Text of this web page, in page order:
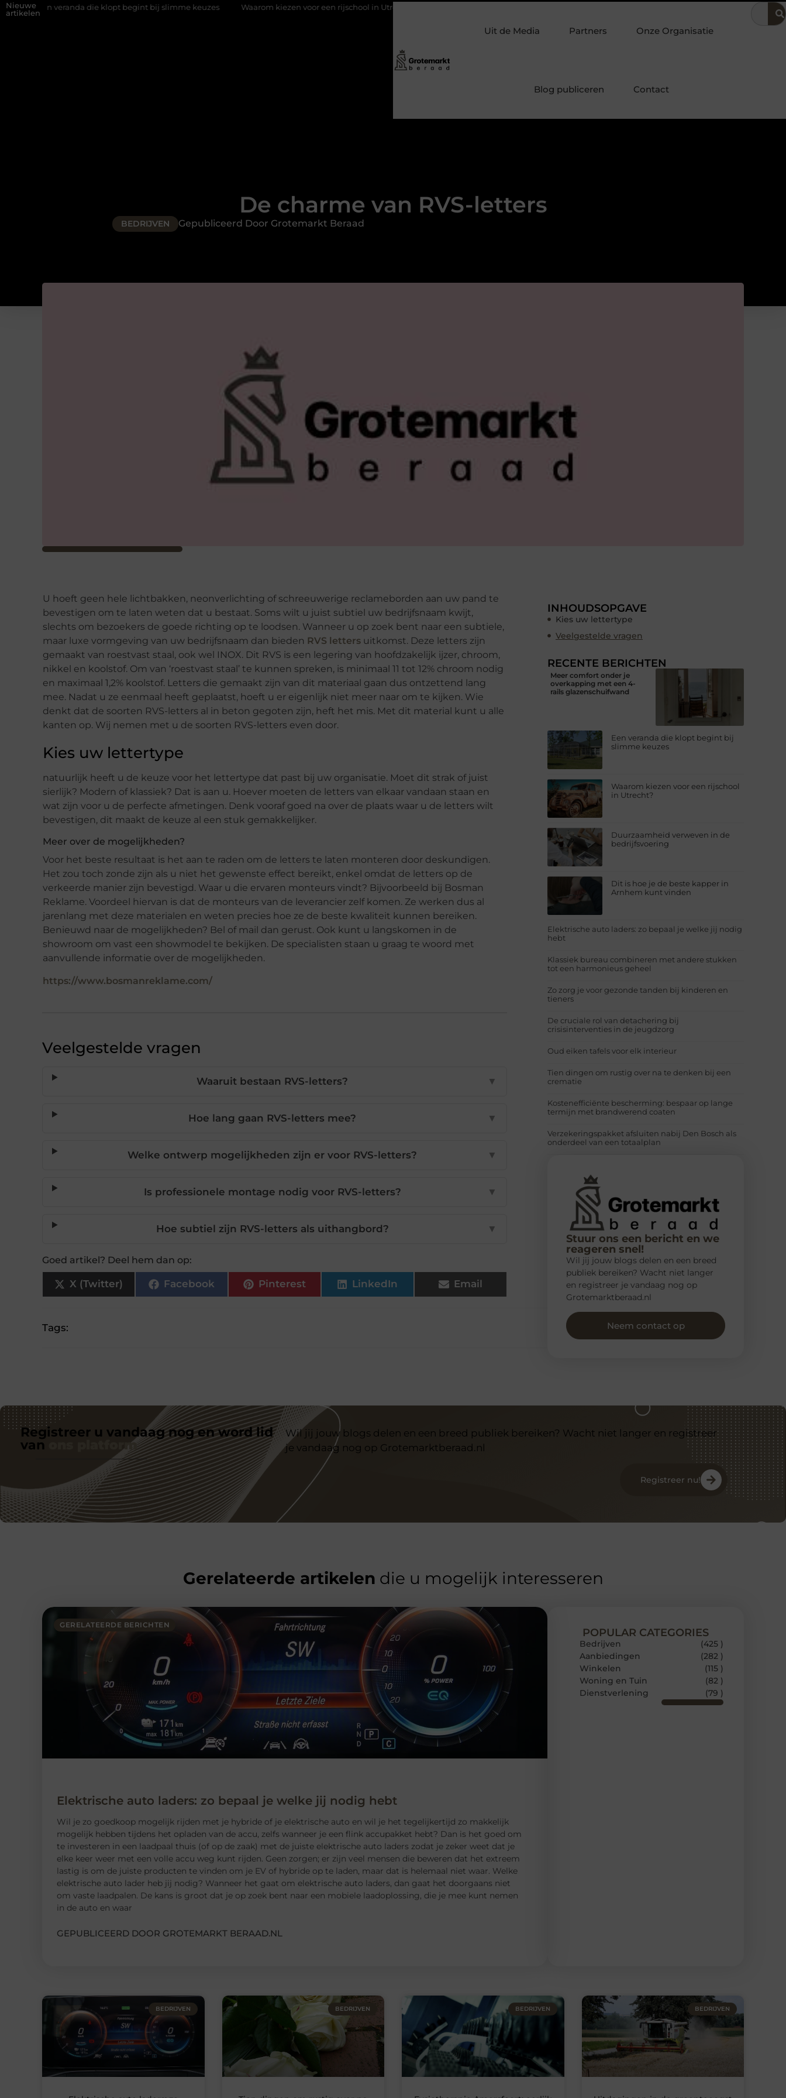
Nieuwe
artikelen
die klopt begint bij slimme keuzes Waarom kiezen voor een rijschool in Utrecht? Duurzaamheid verweven in de bedrijfsvoering
Uit de Media Partners Onze Organisatie
Blog publiceren Contact
De charme van RVS-letters
BEDRIJVEN Gepubliceerd Door Grotemarkt Beraad
U hoeft geen hele lichtbakken, neonverlichting of schreeuwerige reclameborden aan uw pand te
bevestigen om te laten weten dat u bestaat. Soms wilt u juist subtiel uw bedrijfsnaam kwijt,
slechts om bezoekers de goede richting op te loodsen. Wanneer u op zoek bent naar een subtiele,
maar luxe vormgeving van uw bedrijfsnaam dan bieden RVS letters uitkomst. Deze letters zijn
gemaakt van roestvast staal, ook wel INOX. Dit RVS is een legering van hoofdzakelijk ijzer, chroom,
nikkel en koolstof. Om van ‘roestvast staal’ te kunnen spreken, is minimaal 11 tot 12% chroom nodig
en maximaal 1,2% koolstof. Letters die gemaakt zijn van dit materiaal gaan dus ontzettend lang
mee. Nadat u ze eenmaal heeft geplaatst, hoeft u er eigenlijk niet meer naar om te kijken. Wie
denkt dat de soorten RVS-letters al in beton gegoten zijn, heft het mis. Met dit material kunt u alle
kanten op. Wij nemen met u de soorten RVS-letters even door.
Kies uw lettertype
natuurlijk heeft u de keuze voor het lettertype dat past bij uw organisatie. Moet dit strak of juist
sierlijk? Modern of klassiek? Dat is aan u. Hoever moeten de letters van elkaar vandaan staan en
wat zijn voor u de perfecte afmetingen. Denk vooraf goed na over de plaats waar u de letters wilt
bevestigen, dit maakt de keuze al een stuk gemakkelijker.
Meer over de mogelijkheden?
Voor het beste resultaat is het aan te raden om de letters te laten monteren door deskundigen.
Het zou toch zonde zijn als u niet het gewenste effect bereikt, enkel omdat de letters op de
verkeerde manier zijn bevestigd. Waar u die ervaren monteurs vindt? Bijvoorbeeld bij Bosman
Reklame. Voordeel hiervan is dat de monteurs van de leverancier zelf komen. Ze werken dus al
jarenlang met deze materialen en weten precies hoe ze de beste kwaliteit kunnen bereiken.
Benieuwd naar de mogelijkheden? Bel of mail dan gerust. Ook kunt u langskomen in de
showroom om vast een showmodel te bekijken. De specialisten staan u graag te woord met
aanvullende informatie over de mogelijkheden.
https://www.bosmanreklame.com/
Veelgestelde vragen
Waaruit bestaan RVS-letters? ▼
Hoe lang gaan RVS-letters mee? ▼
Welke ontwerp mogelijkheden zijn er voor RVS-letters? ▼
Is professionele montage nodig voor RVS-letters? ▼
Hoe subtiel zijn RVS-letters als uithangbord? ▼
Goed artikel? Deel hem dan op:
X (Twitter) Facebook Pinterest LinkedIn Email
Tags:
INHOUDSOPGAVE
Kies uw lettertype
Veelgestelde vragen
RECENTE BERICHTEN
Meer comfort onder je
overkapping met een 4-
rails glazenschuifwand
Een veranda die klopt begint bij
slimme keuzes
Waarom kiezen voor een rijschool
in Utrecht?
Duurzaamheid verweven in de
bedrijfsvoering
Dit is hoe je de beste kapper in
Arnhem kunt vinden
Elektrische auto laders: zo bepaal je welke jij nodig
hebt
Klassiek bureau combineren met andere stukken
tot een harmonieus geheel
Zo zorg je voor gezonde tanden bij kinderen en
tieners
De cruciale rol van detachering bij
crisisinterventies in de jeugdzorg
Oud eiken tafels voor elk interieur
Tien dingen om rustig over na te denken bij een
crematie
Kostenefficiënte bescherming: bespaar op lange
termijn met brandwerend coaten
Verzekeringspakket afsluiten nabij Den Bosch als
onderdeel van een totaalplan
Stuur ons een bericht en we
reageren snel!
Wil jij jouw blogs delen en een breed
publiek bereiken? Wacht niet langer
en registreer je vandaag nog op
Grotemarktberaad.nl
Neem contact op
Registreer u vandaag nog en word lid
van
ons platform
Wil jij jouw blogs delen en een breed publiek bereiken? Wacht niet langer en registreer
je vandaag nog op Grotemarktberaad.nl
Registreer nu!
Gerelateerde artikelen die u mogelijk interesseren
GERELATEERDE BERICHTEN
Elektrische auto laders: zo bepaal je welke jij nodig hebt
Wil je zo goedkoop mogelijk rijden met je hybride of je elektrische auto en wil je het tegelijkertijd zo makkelijk
mogelijk hebben tijdens het opladen van de accu, zelfs wanneer je een flink accupakket hebt? Dan is het goed om
te investeren in een laadpaal thuis (of op de zaak) met de juiste elektrische auto laders zodat je zeker weet dat je
elke keer weer met een volle accu weg kunt rijden. Geen zorgen; er zijn veel mensen die beweren dat het extreem
lastig is om de juiste producten te vinden om je EV of hybride op te laden, maar dat is helemaal niet waar. Welke
elektrische auto lader heb jij nodig? Wanneer het gaat om elektrische auto laders, dan gaat het doorgaans niet
om vaste laadpalen. De kans is groot dat je op zoek bent naar een mobiele laadoplossing, die je mee kunt nemen
in de auto en waar
GEPUBLICEERD DOOR GROTEMARKT BERAAD.NL
POPULAR CATEGORIES
Bedrijven
(425 )
Aanbiedingen
(282 )
Winkelen
(115 )
Woning en Tuin
(82 )
Dienstverlening
(79 )
BEDRIJVEN BEDRIJVEN BEDRIJVEN BEDRIJVEN